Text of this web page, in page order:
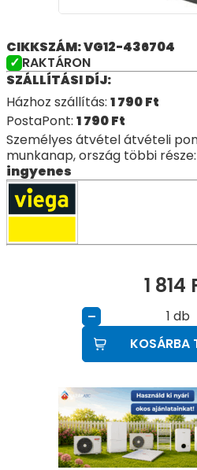
CIKKSZÁM: VG12-436704
RAKTÁRON
SZÁLLÍTÁSI DÍJ:
Házhoz szállítás: 1 790Ft
PostaPont: 1 790Ft
Személyes átvétel átvételi
munkanap, ország többi
ingyenes
1 814
– db
KOSÁRBA